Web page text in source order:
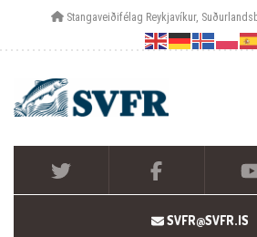
Stangaveiðifélag Reykjavíkur,
SVFR@SVFR.IS